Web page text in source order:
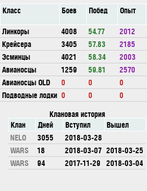
Класс Боев Побед Опыт
Линкоры
4008 54.77 2012
Крейсера
3405 57.83 2185
Эсминцы
4021 58.34 2003
Авианосцы
1259 59.81 2570
Авианосцы OLD
0 0 0
Подводные лодки 0 0 0
Клановая история
Клан
Дней Вступил
Вышел
NELO
3055
2018-03-28
WARS
18 2018-03-07 2018-03-25
WARS
94 2017-11-29 2018-03-04